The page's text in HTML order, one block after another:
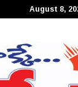
August 8,